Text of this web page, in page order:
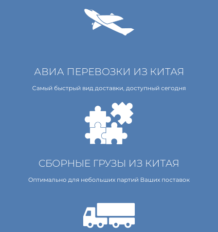
АВИА ПЕРЕВОЗКИ ИЗ КИТАЯ
Самый быстрый вид доставки, доступный сегодня
СБОРНЫЕ ГРУЗЫ ИЗ КИТАЯ
Оптимально для небольших партий Ваших поставок